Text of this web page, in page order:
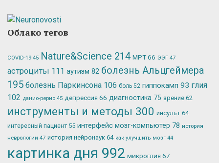
Облако тегов
COVID-19 45 Nature&Science 214 МРТ66 ЭЭГ 47
астроциты 111 аутизм 82 болезнь Альцгеймера
195 болезнь Паркинсона 106 боль 52 гиппокамп 93 глия
102 данио-рерио 45 депрессия 66 диагностика 75 зрение 62
инструменты и методы 300 инсульт 64
интересный пациент 55 интерфейс мозг-компьютер 78 история
неврологии 47 история нейронаук 64 как улучшить мозг 44
картинка дня 992 микроглия 67